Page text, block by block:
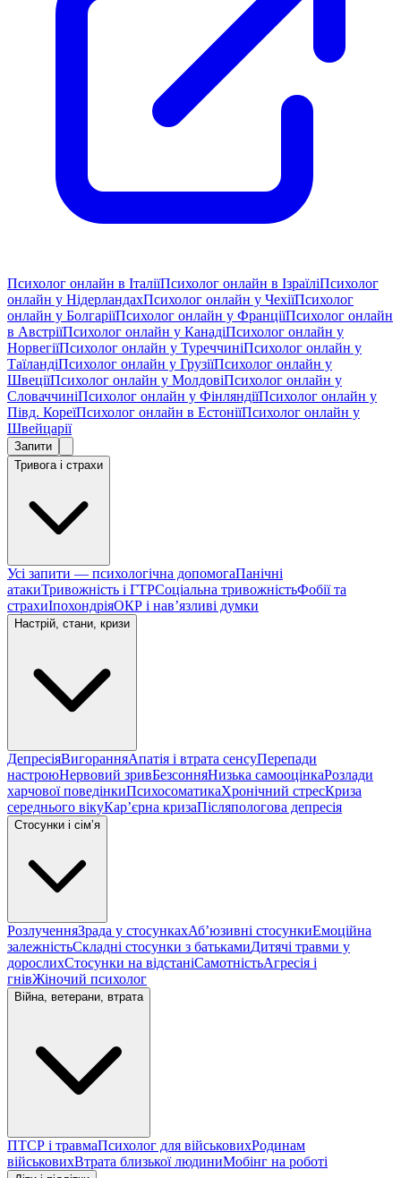
Психолог онлайн в ІталіїПсихолог онлайн в ІзраїліПсихолог
онлайн у НідерландахПсихолог онлайн у ЧехіїПсихолог
онлайн у БолгаріїПсихолог онлайн у ФранціїПсихолог онлайн
в АвстріїПсихолог онлайн у КанадіПсихолог онлайн у
НорвегіїПсихолог онлайн у ТуреччиніПсихолог онлайн у
ТаїландіПсихолог онлайн у ГрузіїПсихолог онлайн у
ШвеціїПсихолог онлайн у МолдовіПсихолог онлайн у
СловаччиніПсихолог онлайн у ФінляндіїПсихолог онлайн у
Півд. КореїПсихолог онлайн в ЕстоніїПсихолог онлайн у
Швейцарії
Запити
Тривога і страхи
Усі запити — психологічна допомогаПанічні
атакиТривожність і ГТРСоціальна тривожністьФобії та
страхиІпохондріяОКР і навʼязливі думки
Настрій, стани, кризи
ДепресіяВигоранняАпатія і втрата сенсуПерепади
настроюНервовий зривБезсонняНизька самооцінкаРозлади
харчової поведінкиПсихосоматикаХронічний стресКриза
середнього вікуКарʼєрна кризаПісляпологова депресія
Стосунки і сімʼя
РозлученняЗрада у стосункахАбʼюзивні стосункиЕмоційна
залежністьСкладні стосунки з батькамиДитячі травми у
дорослихСтосунки на відстаніСамотністьАгресія і
гнівЖіночий психолог
Війна, ветерани, втрата
ПТСР і травмаПсихолог для військовихРодинам
військовихВтрата близької людиниМобінг на роботі